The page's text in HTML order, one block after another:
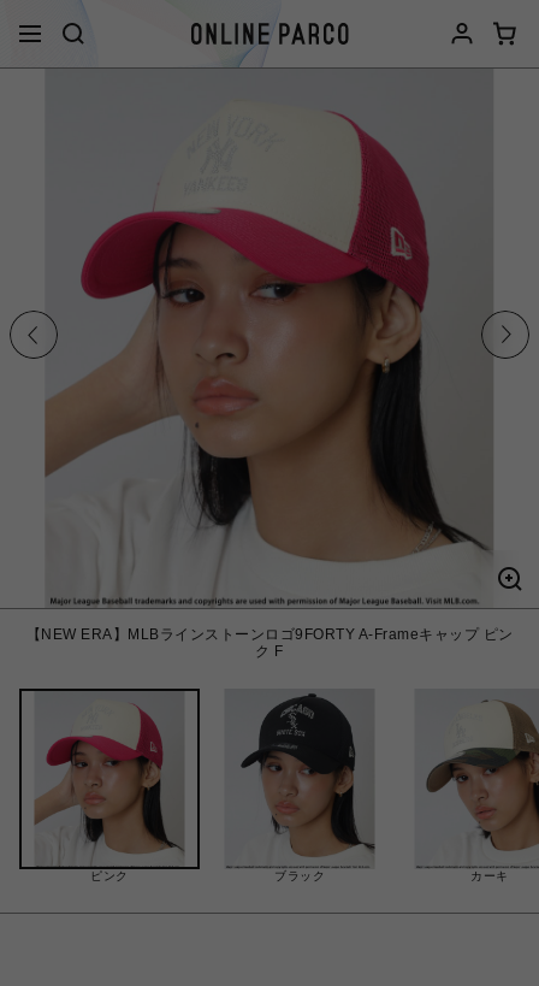
【NEW ERA】MLBラインストーンロゴ9FORTY A-Frameキャップ ピン
ク F
ピンク ブラック カーキ